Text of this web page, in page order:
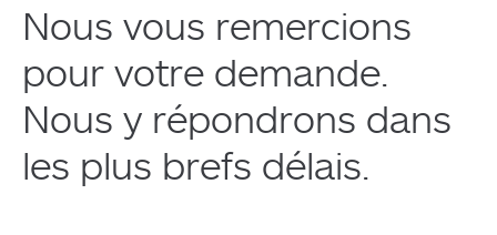
Nous vous remercions
pour votre demande.
Nous y répondrons dans
les plus brefs délais.